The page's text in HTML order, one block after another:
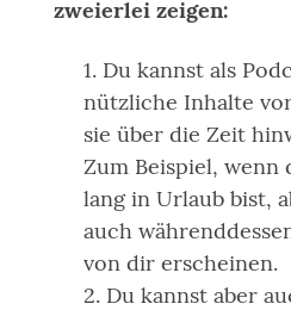
zweierlei zeigen:
Du kannst als
nützliche Inhalte
sie über die Zeit
Zum Beispiel, wenn
lang in Urlaub bist,
auch
von dir erscheinen.
Du kannst aber